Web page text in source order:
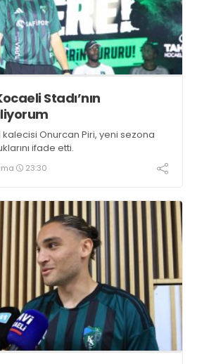
Stadı’nın
Onurcan Piri, yeni sezona
ifade etti.
23:30